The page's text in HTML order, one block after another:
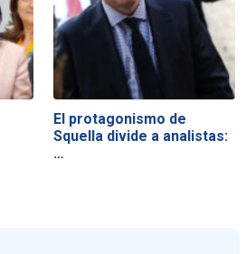
El protagonismo de
Squella divide a analistas:
…